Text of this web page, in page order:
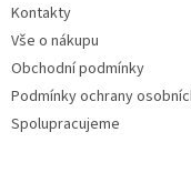
Kontakty
Vše o nákupu
Obchodní podmínky
Podmínky ochrany
Spolupracujeme